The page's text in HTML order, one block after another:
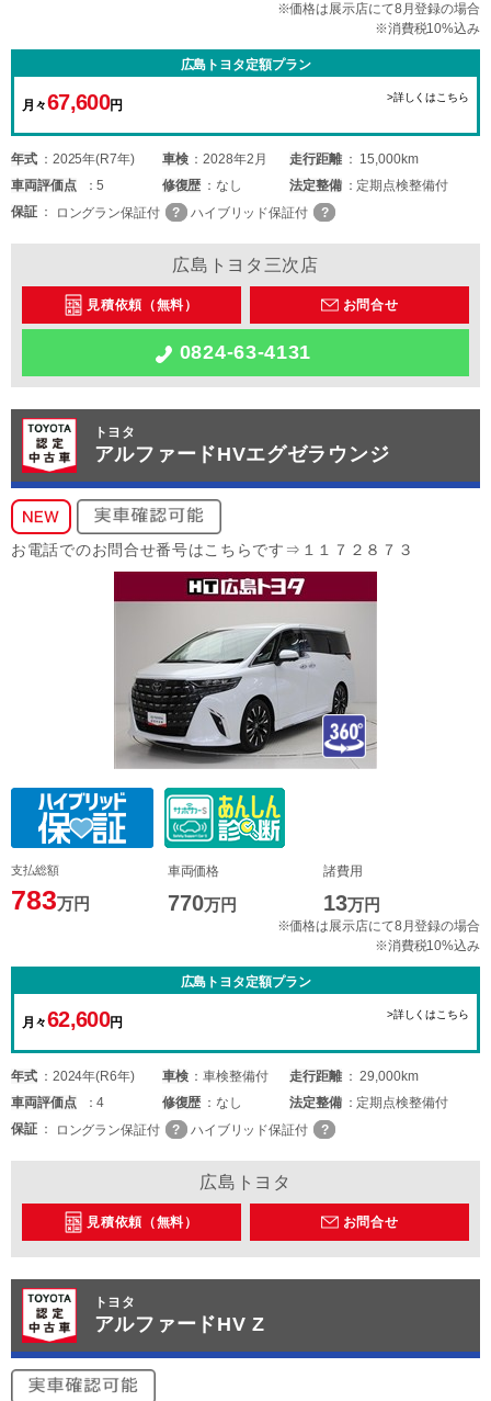
※価格は展示店にて8月登録の場合
※消費税10%込み
広島トヨタ定額プラン
月々67,600円
>詳しくはこちら
年式 2025年(R7年) 車検 2028年2月 走行距離
15,000km
車両評価点 5 修復歴 なし 法定整備
定期点検整備付
保証
ロングラン保証付 ハイブリッド保証付
広島トヨタ三次店
見積依頼（無料） お問合せ
0824-63-4131
トヨタ
アルファードHVエグゼラウンジ
お電話でのお問合せ番号はこちらです⇒１１７２８７３
支払総額
783万円
車両価格
770万円
諸費用
13万円
※価格は展示店にて8月登録の場合
※消費税10%込み
広島トヨタ定額プラン
月々62,600円
>詳しくはこちら
年式 2024年(R6年) 車検 車検整備付 走行距離
29,000km
車両評価点 4 修復歴 なし 法定整備
定期点検整備付
保証
ロングラン保証付 ハイブリッド保証付
広島トヨタ
見積依頼（無料） お問合せ
トヨタ
アルファードHV Z